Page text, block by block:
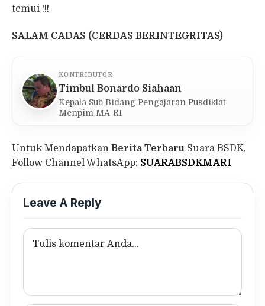
temui !!!
SALAM CADAS (CERDAS BERINTEGRITAS)
KONTRIBUTOR
Timbul Bonardo Siahaan
Kepala Sub Bidang Pengajaran Pusdiklat
Menpim MA-RI
Untuk Mendapatkan Berita Terbaru Suara BSDK,
Follow Channel WhatsApp: SUARABSDKMARI
Leave A Reply